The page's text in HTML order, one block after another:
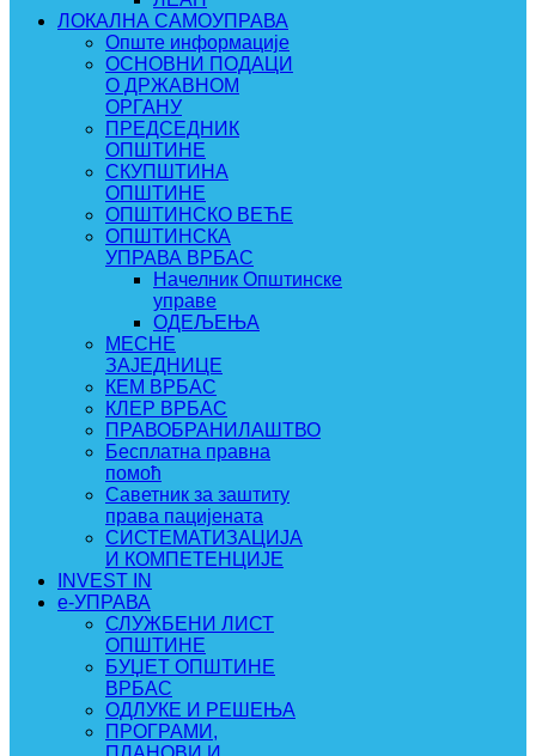
ЛОКАЛНА САМОУПРАВА
Опште информације
ОСНОВНИ ПОДАЦИ
О ДРЖАВНОМ
ОРГАНУ
ПРЕДСЕДНИК
ОПШТИНЕ
СКУПШТИНА
ОПШТИНЕ
ОПШТИНСКО ВЕЋЕ
ОПШТИНСКА
УПРАВА ВРБАС
Начелник Општинске
управе
ОДЕЉЕЊА
МЕСНЕ
ЗАЈЕДНИЦЕ
КЕМ ВРБАС
КЛЕР ВРБАС
ПРАВОБРАНИЛАШТВО
Бесплатна правна
помоћ
Саветник за заштиту
права пацијената
СИСТЕМАТИЗАЦИЈА
И КОМПЕТЕНЦИЈЕ
INVEST IN
e-УПРАВА
СЛУЖБЕНИ ЛИСТ
ОПШТИНЕ
БУЏЕТ ОПШТИНЕ
ВРБАС
ОДЛУКЕ И РЕШЕЊА
ПРОГРАМИ,